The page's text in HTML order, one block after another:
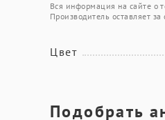
Вся информация на сайте о
Производитель оставляет
Цвет
Подобрать